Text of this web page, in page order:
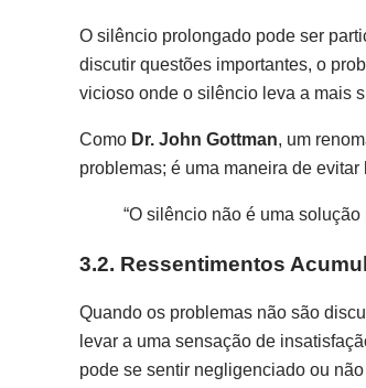
O silêncio prolongado pode ser
discutir questões importantes, o
vicioso onde o silêncio leva a mais
Como Dr. John Gottman, um
problemas; é uma maneira de evitar
“O silêncio não é uma
3.2. Ressentimentos
Quando os problemas não são
levar a uma sensação de
pode se sentir negligenciado ou